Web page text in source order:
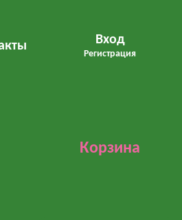
Вход
Регистрация
Корзина